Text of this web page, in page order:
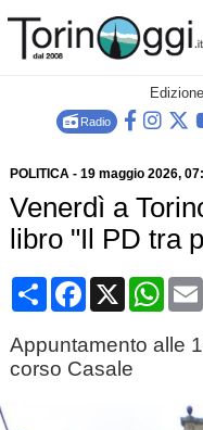
Radio
POLITICA- 19 maggio 2026,
Venerdì a
libro "Il PD tra
CondividiFacebook
X
Appuntamento alle
corso Casale